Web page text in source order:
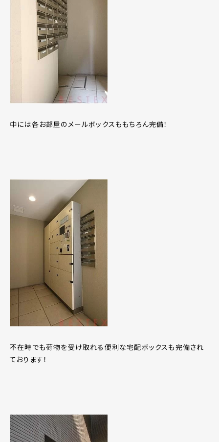
中には各お部屋のメールボックスももちろん完備！
不在時でも荷物を受け取れる便利な宅配ボックスも完備され
ております！